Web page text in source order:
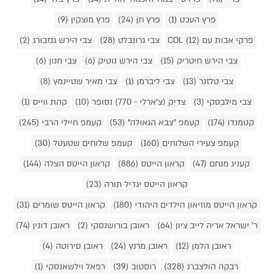
פרץ העכט (1)
פרץ חן (24)
פרץ מוצקין (9)
פרקי אבות עם COL (12)
צבי גרונבלט (28)
צבי הירש גנזבורג (2)
צבי הירש חיטריק (15)
צבי הירש נוטיק (6)
צבי חנון (6)
צבי טלזנר (13)
צבי ליברמן (1)
צבי מאיר שטיינמץ (8)
צבי מילבסקי (3)
צדיק (צ'ארלי - 770) נסופר (10)
קהת ווייס (1)
קטמנדו (174)
קעמפ "צבא הגאולה" (53)
קעמפ חיילי הרבי (245)
קעמפ צעירי השלוחים (160)
קעמפ שלוחים שטעטל (30)
קעניג מנחם (47)
קראון הייטס (886)
קראון הייטס הצלה (144)
קראון הייטס יגדיל תורה (23)
קראון הייטס מוזיאון הילדים היהודי (180)
קראון הייטס שומרים (31)
ר' ישראל אריה לייב ציון (64)
ראובן בורושנסקי (2)
ראובן דונין (74)
ראובן הלמן (12)
ראובן מרנץ (24)
ראובן סירוטה (4)
רבקה הולצברג (328)
רוסטוב (39)
רפאל וילשאנסקי (1)